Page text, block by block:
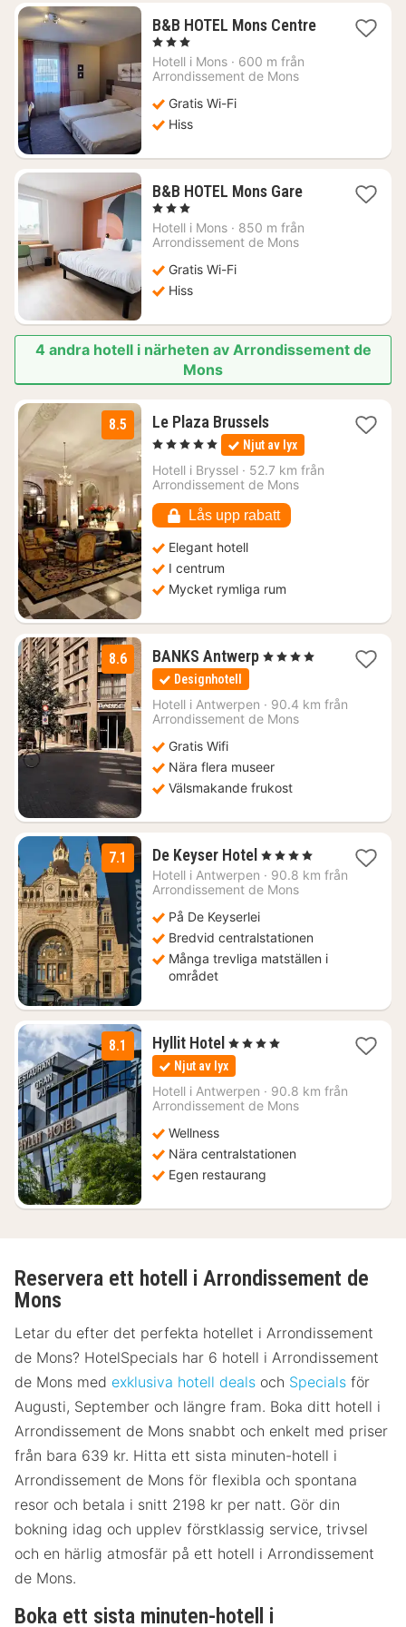
B&B HOTEL Mons Centre1
, 3 Stjärnor
Hotell i Mons · 600 m från
Arrondissement de Mons
Gratis Wi-Fi
Hiss
B&B HOTEL Mons Gare1
från
, 3 Stjärnor
Hotell i Mons · 850 m från
Arrondissement de Mons
Gratis Wi-Fi
Hiss
4 andra hotell i närheten av Arrondissement de
Mons
8.5 Le Plaza Brussels1
natt
från
1806
kr.
, 5 Stjärnor Njut av lyx
Hotell i Bryssel · 52.7 km från
Arrondissement de Mons
Lås upp rabatt
Elegant hotell
I centrum
Mycket rymliga rum
8.6 BANKS Antwerp1
1332
kr.
, 4 Stjärnor
Designhotell
Hotell i Antwerpen · 90.4 km från
Arrondissement de Mons
Gratis Wifi
Nära flera museer
Välsmakande frukost
7.1 De Keyser Hotel 1
natt
från
kr.
, 4 Stjärnor
Hotell i Antwerpen · 90.8 km från
Arrondissement de Mons
På De Keyserlei
Bredvid centralstationen
Många trevliga matställen i
området
8.1 Hyllit Hotel 2
nätter
för
1224
kr.
, 4 Stjärnor
Njut av lyx
Hotell i Antwerpen · 90.8 km från
Arrondissement de Mons
Wellness
Nära centralstationen
Egen restaurang
Reservera ett hotell i Arrondissement de
Mons
Letar du efter det perfekta hotellet i Arrondissement
de Mons? HotelSpecials har 6 hotell i Arrondissement
de Mons med exklusiva hotell deals och Specials för
Augusti, September och längre fram. Boka ditt hotell i
Arrondissement de Mons snabbt och enkelt med priser
från bara 639 kr. Hitta ett sista minuten-hotell i
Arrondissement de Mons för flexibla och spontana
resor och betala i snitt 2198 kr per natt. Gör din
bokning idag och upplev förstklassig service, trivsel
och en härlig atmosfär på ett hotell i Arrondissement
de Mons.
Boka ett sista minuten-hotell i